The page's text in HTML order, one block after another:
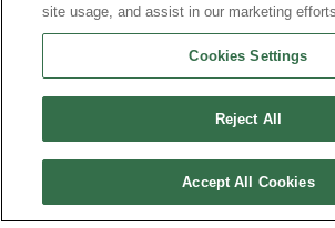
PLAN DU SITE
MENTIONS
site usage, and assist in our marketing
Cookies Settings
Reject All
Accept All Cookies